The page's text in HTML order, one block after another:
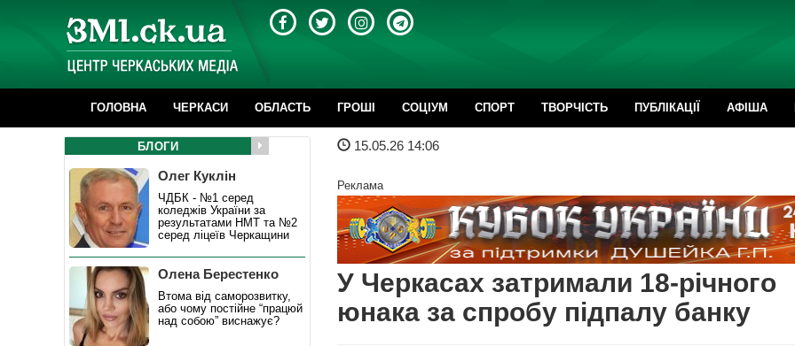
ГОЛОВНА ЧЕРКАСИ ОБЛАСТЬ ГРОШІ CОЦІУМ СПОРТ ТВОРЧІСТЬ ПУБЛІКАЦІЇ АФІША
15.05.26 14:06
Реклама
У Черкасах затримали 18-річного
юнака за спробу підпалу банку
БЛОГИ
Олег Куклін
ЧДБК - №1 серед
коледжів України за
результатами НМТ та №2
серед ліцеїв Черкащини
Олена Берестенко
Втома від саморозвитку,
або чому постійне “працюй
над собою” виснажує?